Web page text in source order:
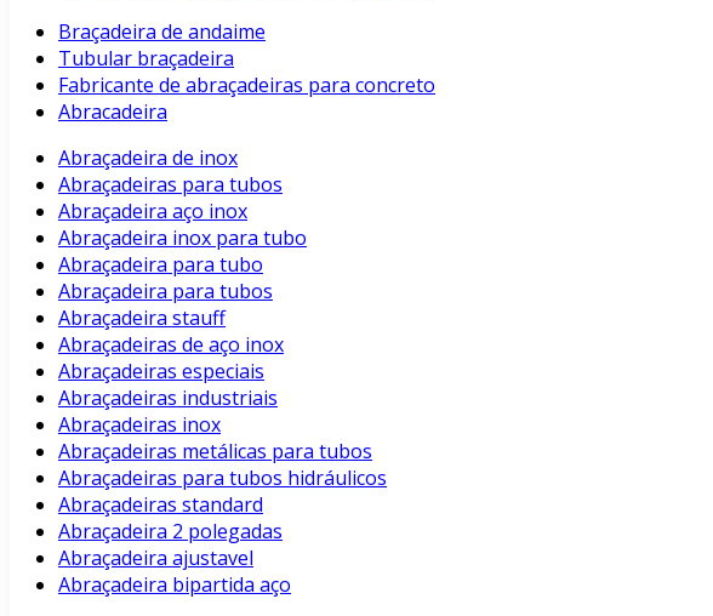
Braçadeira de andaime
Tubular braçadeira
Fabricante de abraçadeiras para concreto
Abracadeira
Abraçadeira de inox
Abraçadeiras para tubos
Abraçadeira aço inox
Abraçadeira inox para tubo
Abraçadeira para tubo
Abraçadeira para tubos
Abraçadeira stauff
Abraçadeiras de aço inox
Abraçadeiras especiais
Abraçadeiras industriais
Abraçadeiras inox
Abraçadeiras metálicas para tubos
Abraçadeiras para tubos hidráulicos
Abraçadeiras standard
Abraçadeira 2 polegadas
Abraçadeira ajustavel
Abraçadeira bipartida aço